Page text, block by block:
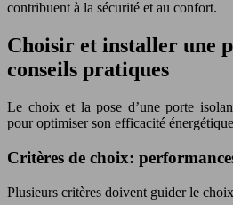
contribuent à la sécurité et au confort.
Choisir et installer une
conseils pratiques
Le choix et la pose d’une porte
pour optimiser son efficacité
Critères de choix:
Plusieurs critères doivent guider le